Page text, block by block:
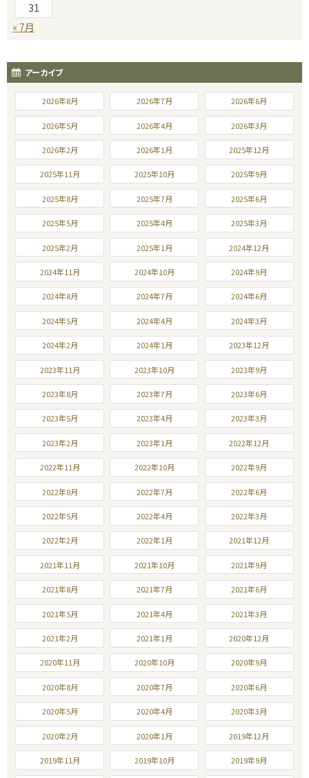
31
« 7月
アーカイブ
2026年8月 2026年7月 2026年6月
2026年5月 2026年4月 2026年3月
2026年2月 2026年1月 2025年12月
2025年11月 2025年10月 2025年9月
2025年8月 2025年7月 2025年6月
2025年5月 2025年4月 2025年3月
2025年2月 2025年1月 2024年12月
2024年11月 2024年10月 2024年9月
2024年8月 2024年7月 2024年6月
2024年5月 2024年4月 2024年3月
2024年2月 2024年1月 2023年12月
2023年11月 2023年10月 2023年9月
2023年8月 2023年7月 2023年6月
2023年5月 2023年4月 2023年3月
2023年2月 2023年1月 2022年12月
2022年11月 2022年10月 2022年9月
2022年8月 2022年7月 2022年6月
2022年5月 2022年4月 2022年3月
2022年2月 2022年1月 2021年12月
2021年11月 2021年10月 2021年9月
2021年8月 2021年7月 2021年6月
2021年5月 2021年4月 2021年3月
2021年2月 2021年1月 2020年12月
2020年11月 2020年10月 2020年9月
2020年8月 2020年7月 2020年6月
2020年5月 2020年4月 2020年3月
2020年2月 2020年1月 2019年12月
2019年11月 2019年10月 2019年9月